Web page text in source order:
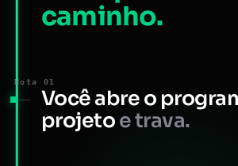
caminho.
Nota 01
Você abre o
projetoe trava.